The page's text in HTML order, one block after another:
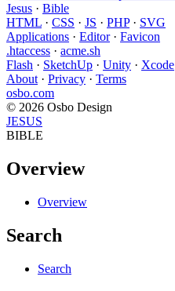
Jesus · Bible
HTML · CSS · JS · PHP· SVG
Applications · Editor· Favicon
.htaccess · acme.sh
Flash · SketchUp · Unity · Xcode
About · Privacy · Terms
osbo.com
© 2026 Osbo Design
JESUS
BIBLE
Overview
Overview
Search
Search